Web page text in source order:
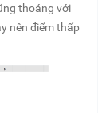
thoáng với
nên điểm thấp